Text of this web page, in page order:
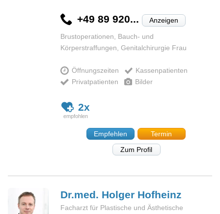
+49 89 920... Anzeigen
Brustoperationen, Bauch- und
Körperstraffungen, Genitalchirurgie Frau
Öffnungszeiten
Kassenpatienten
Privatpatienten
Bilder
2x
Empfehlen
Termin
Zum Profil
Dr.med. Holger Hofheinz
Facharzt für Plastische und Ästhetische